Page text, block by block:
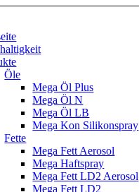
Öle
Mega Öl Plus
Mega Öl N
Mega Öl LB
Mega Kon Silikonspray
Fette
Mega Fett Aerosol
Mega Haftspray
Mega Fett LD2 Aerosol
Mega Fett LD2